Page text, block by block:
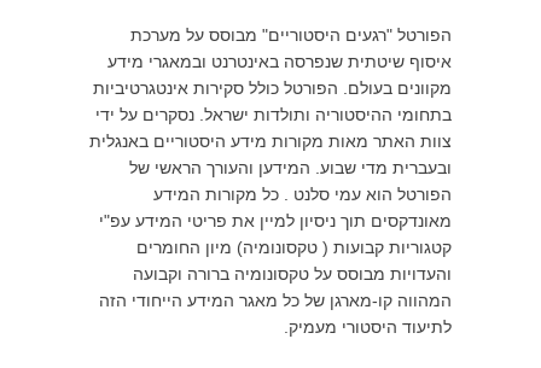
הפורטל "רגעים היסטוריים" מבוסס על מערכת
איסוף שיטתית שנפרסה באינטרנט ובמאגרי מידע
מקוונים בעולם. הפורטל כולל סקירות אינטגרטיביות
בתחומי ההיסטוריה ותולדות ישראל. נסקרים על ידי
צוות האתר מאות מקורות מידע היסטוריים באנגלית
ובעברית מדי שבוע. המידען והעורך הראשי של
הפורטל הוא עמי סלנט . כל מקורות המידע
מאונדקסים תוך ניסיון למיין את פריטי המידע עפ"י
קטגוריות קבועות ( טקסונומיה) מיון החומרים
והעדויות מבוסס על טקסונומיה ברורה וקבועה
המהווה קו-מארגן של כל מאגר המידע הייחודי הזה
לתיעוד היסטורי מעמיק.